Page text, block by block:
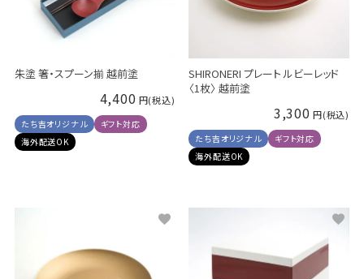
朱塗 箸・スプーン揃 越前塗
4,400
たち吉オリジナル
ギフト対応
海外配送OK
SHIRONERI プレート ルビーレッド
〈1枚〉 越前塗
3,300
たち吉オリジナル
ギフト対応
海外配送OK